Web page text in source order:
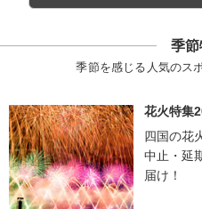
季
季節を感じる人気のス
花火特集
四国の花
中止・延
届け！